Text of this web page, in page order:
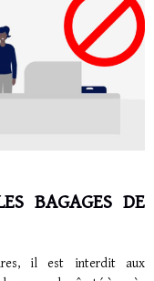
BAGAGES DE
il est interdit aux